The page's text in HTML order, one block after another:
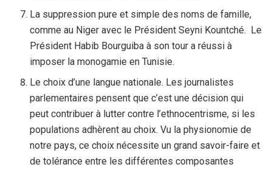
La suppression pure et simple des noms de famille,
comme au Niger avec le Président Seyni Kountché. Le
Président Habib Bourguiba à son tour a réussi à
imposer la monogamie en Tunisie.
Le choix d’une langue nationale. Les journalistes
parlementaires pensent que c’est une décision qui
peut contribuer à lutter contre l’ethnocentrisme, si les
populations adhèrent au choix. Vu la physionomie de
notre pays, ce choix nécessite un grand savoir-faire et
de tolérance entre les différentes composantes